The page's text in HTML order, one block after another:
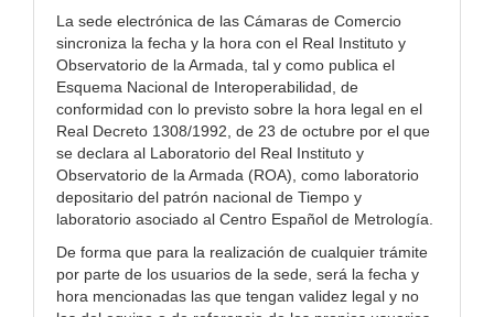
La sede electrónica de las Cámaras de Comercio
sincroniza la fecha y la hora con el Real Instituto y
Observatorio de la Armada, tal y como publica el
Esquema Nacional de Interoperabilidad, de
conformidad con lo previsto sobre la hora legal en el
Real Decreto 1308/1992, de 23 de octubre por el que
se declara al Laboratorio del Real Instituto y
Observatorio de la Armada (ROA), como laboratorio
depositario del patrón nacional de Tiempo y
laboratorio asociado al Centro Español de Metrología.
De forma que para la realización de cualquier trámite
por parte de los usuarios de la sede, será la fecha y
hora mencionadas las que tengan validez legal y no